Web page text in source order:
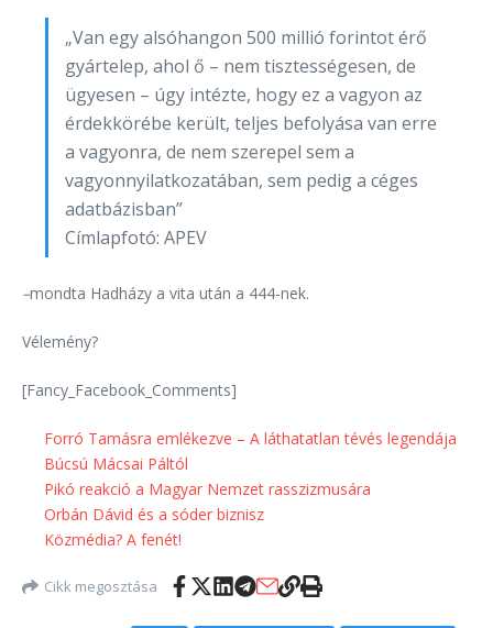
„Van egy alsóhangon 500 millió forintot érő
gyártelep, ahol ő – nem tisztességesen, de
ügyesen – úgy intézte, hogy ez a vagyon az
érdekkörébe került, teljes befolyása van erre
a vagyonra, de nem szerepel sem a
vagyonnyilatkozatában, sem pedig a céges
adatbázisban”
Címlapfotó: APEV
–mondta Hadházy a vita után a 444-nek.
Vélemény?
[Fancy_Facebook_Comments]
Forró Tamásra emlékezve – A láthatatlan tévés legendája
Búcsú Mácsai Páltól
Pikó reakció a Magyar Nemzet rasszizmusára
Orbán Dávid és a sóder biznisz
Közmédia? A fenét!
Cikk megosztása